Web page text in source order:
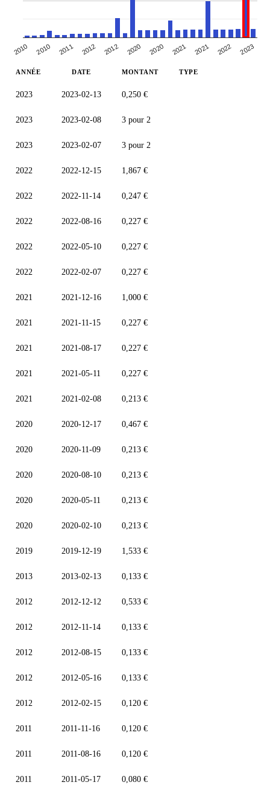
2010 2010 2011 2012 2012 2020 2020 2021 2021 2022 2023
ANNÉE DATE MONTANT TYPE
2023 2023-02-13 0,250 €
2023 2023-02-08 3 pour 2
2023 2023-02-07 3 pour 2
2022 2022-12-15 1,867 €
2022 2022-11-14 0,247 €
2022 2022-08-16 0,227 €
2022 2022-05-10 0,227 €
2022 2022-02-07 0,227 €
2021 2021-12-16 1,000 €
2021 2021-11-15 0,227 €
2021 2021-08-17 0,227 €
2021 2021-05-11 0,227 €
2021 2021-02-08 0,213 €
2020 2020-12-17 0,467 €
2020 2020-11-09 0,213 €
2020 2020-08-10 0,213 €
2020 2020-05-11 0,213 €
2020 2020-02-10 0,213 €
2019 2019-12-19 1,533 €
2013 2013-02-13 0,133 €
2012 2012-12-12 0,533 €
2012 2012-11-14 0,133 €
2012 2012-08-15 0,133 €
2012 2012-05-16 0,133 €
2012 2012-02-15 0,120 €
2011 2011-11-16 0,120 €
2011 2011-08-16 0,120 €
2011 2011-05-17 0,080 €